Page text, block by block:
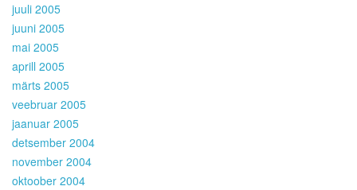
juuli 2005
juuni 2005
mai 2005
aprill 2005
märts 2005
veebruar 2005
jaanuar 2005
detsember 2004
november 2004
oktoober 2004